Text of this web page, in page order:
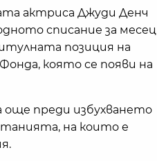
актриса Джуди Денч
списание за месец
позиция на
която се появи на
още преди избухването
на които е